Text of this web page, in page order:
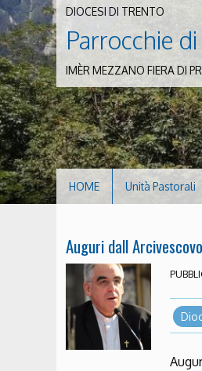
DIOCESI DI TRENTO
Parrocchie
IMÈR MEZZANO FIERA DI
HOME Unità Pastorali
Auguri dall